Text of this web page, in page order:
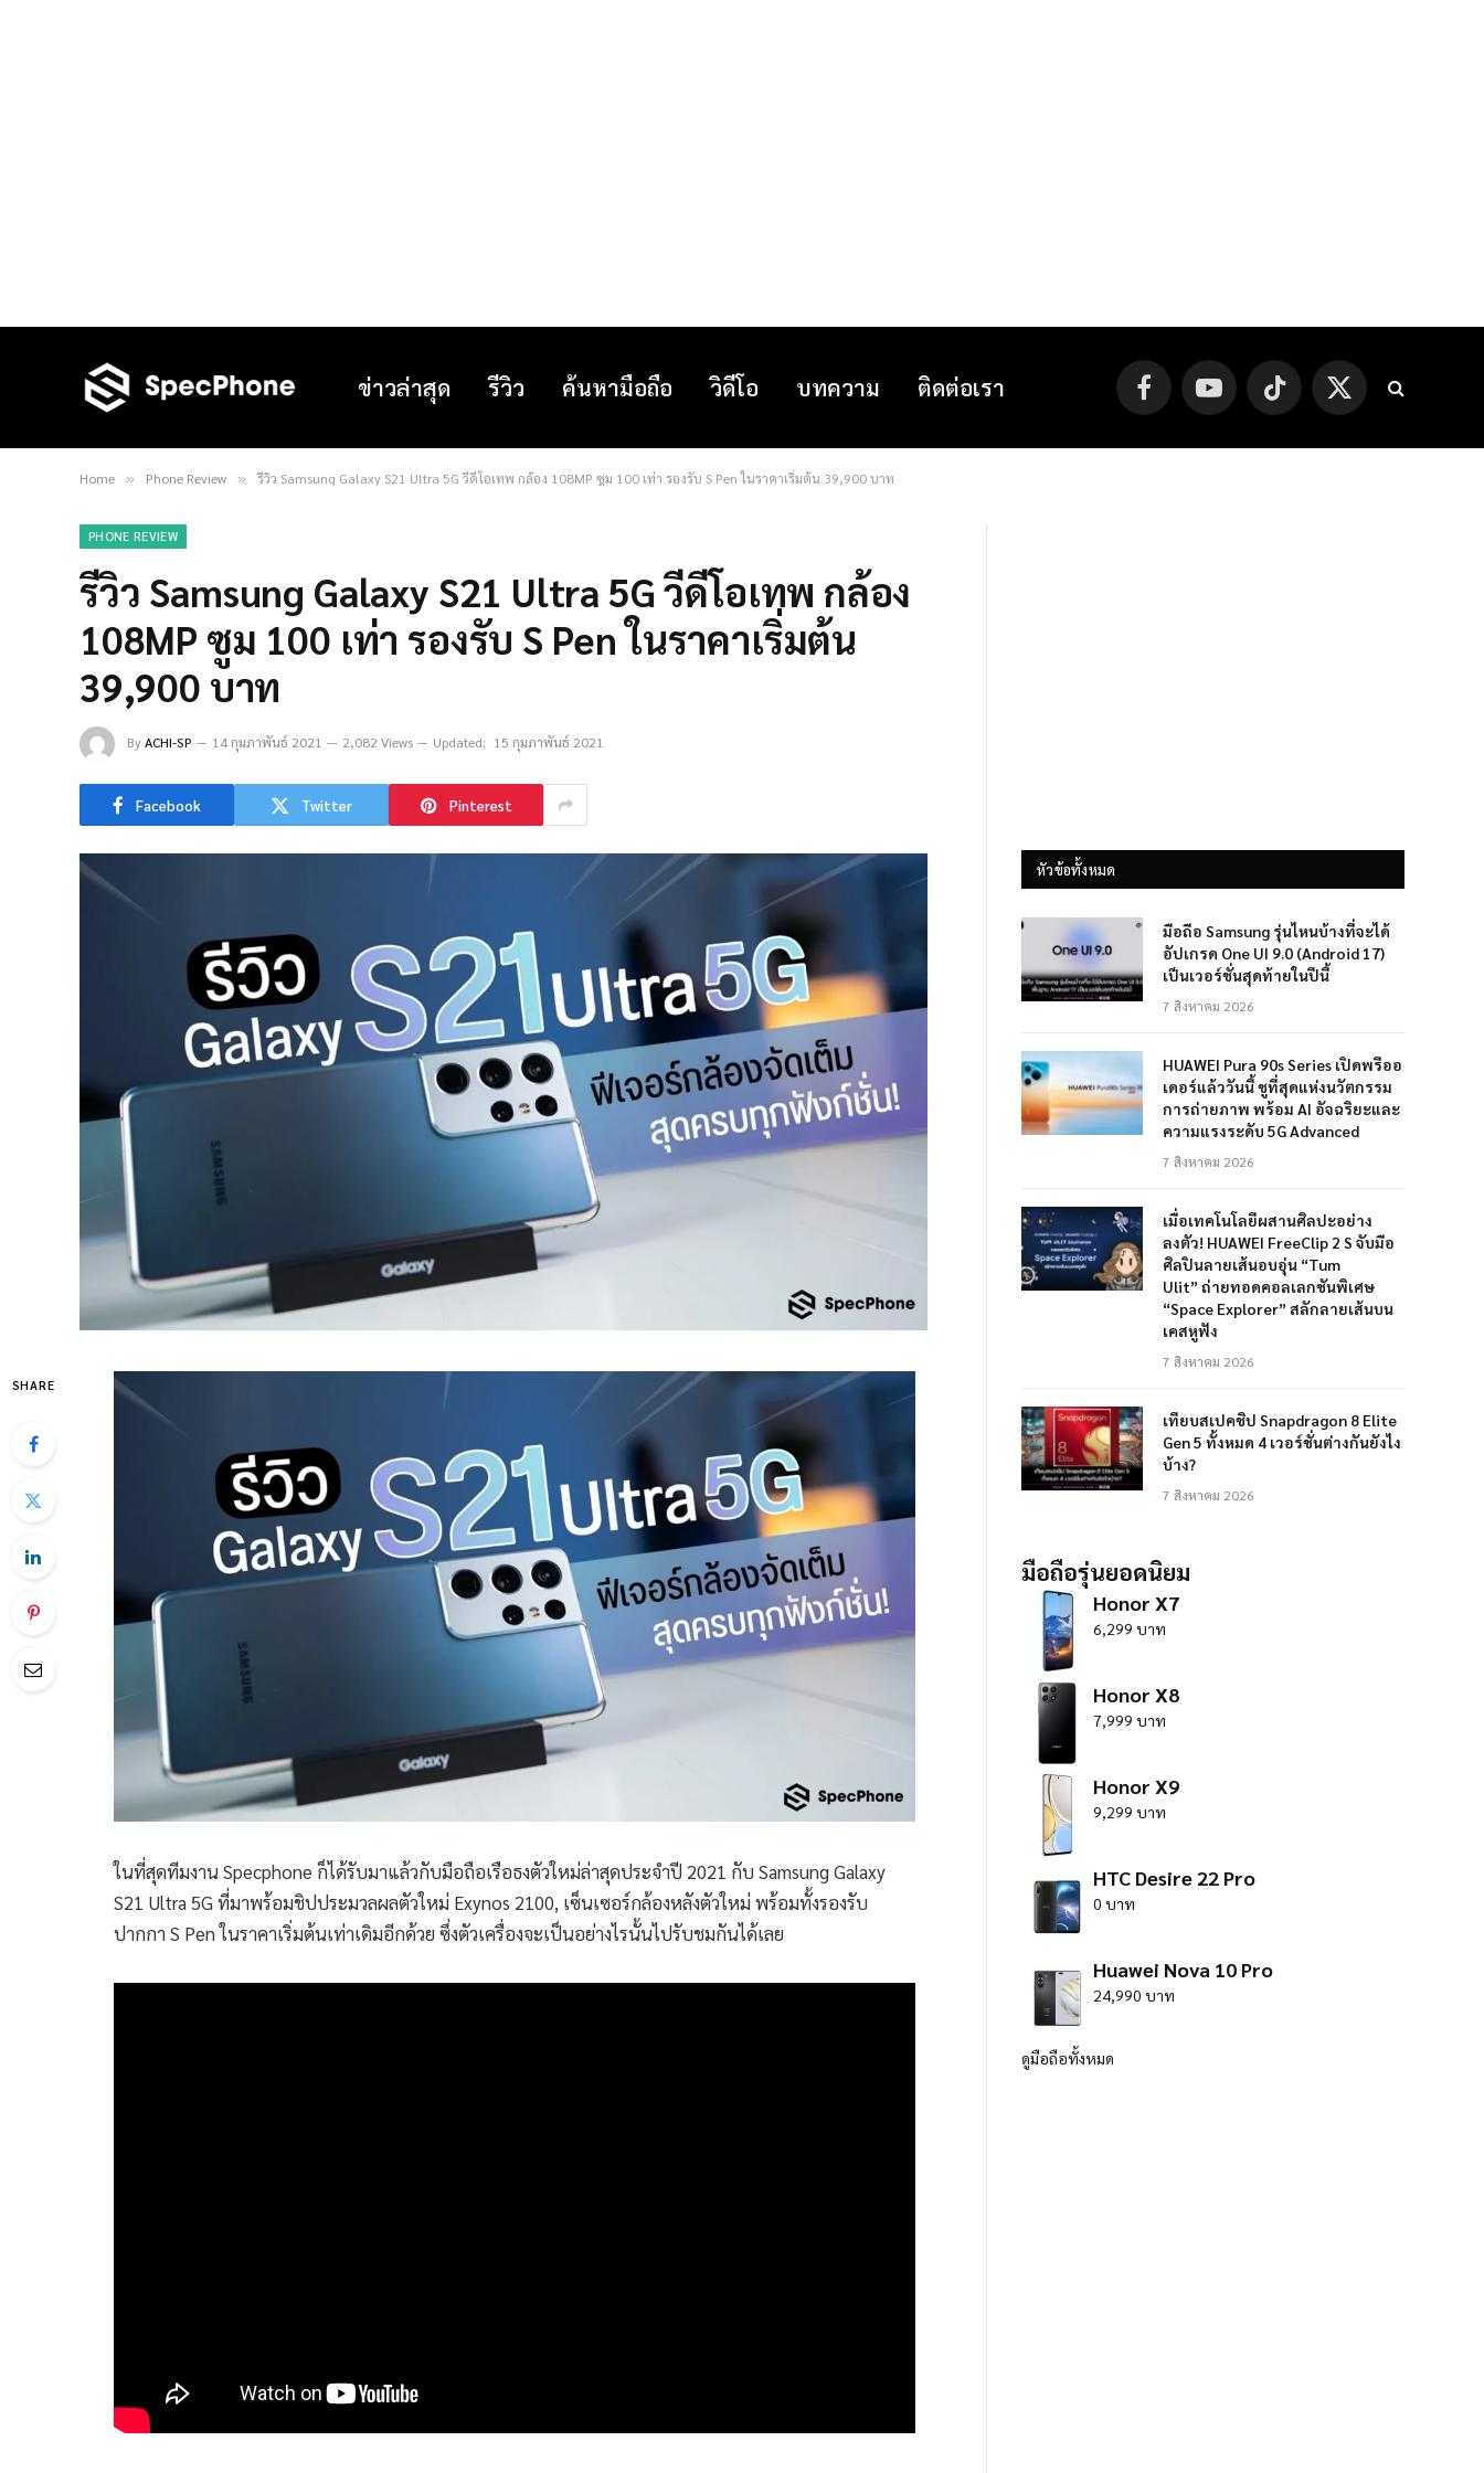
ข่าวล่าสุด รีวิว ค้นหามือถือ วิดีโอ บทความ ติดต่อเรา FacebookYouTube TikTok
X
(Twitter)
Home » Phone Review » รีวิว Samsung Galaxy S21 Ultra 5G วีดีโอเทพ กล้อง 108MP ซูม 100 เท่า รองรับ S Pen ในราคาเริ่มต้น 39,900 บาท
PHONE REVIEW
รีวิว Samsung Galaxy S21 Ultra 5G วีดีโอเทพ กล้อง
108MP ซูม 100 เท่า รองรับ S Pen ในราคาเริ่มต้น
39,900 บาท
ByACHI-SP 14 กุมภาพันธ์ 2021 2,082 Views Updated: 15 กุมภาพันธ์ 2021
Facebook Twitter Pinterest
SHARE
ในที่สุดทีมงาน Specphone ก็ได้รับมาแล้วกับมือถือเรือธงตัวใหม่ล่าสุดประจำปี 2021 กับ Samsung Galaxy
S21 Ultra 5G ที่มาพร้อมชิปประมวลผลตัวใหม่ Exynos 2100, เซ็นเซอร์กล้องหลังตัวใหม่ พร้อมทั้งรองรับ
ปากกา S Pen ในราคาเริ่มต้นเท่าเดิมอีกด้วย ซึ่งตัวเครื่องจะเป็นอย่างไรนั้นไปรับชมกันได้เลย
หัวข้อทั้งหมด
มือถือ Samsung รุ่นไหนบ้างที่จะได้
อัปเกรด One UI 9.0 (Android 17)
เป็นเวอร์ชั่นสุดท้ายในปีนี้
7 สิงหาคม 2026
HUAWEI Pura 90s Series เปิดพรีออ
เดอร์แล้ววันนี้ ชูที่สุดแห่งนวัตกรรม
การถ่ายภาพ พร้อม AI อัจฉริยะและ
ความแรงระดับ 5G Advanced
7 สิงหาคม 2026
เมื่อเทคโนโลยีผสานศิลปะอย่าง
ลงตัว! HUAWEI FreeClip 2 S จับมือ
ศิลปินลายเส้นอบอุ่น “Tum
Ulit” ถ่ายทอดคอลเลกชันพิเศษ
“Space Explorer” สลักลายเส้นบน
เคสหูฟัง
7 สิงหาคม 2026
เทียบสเปคชิป Snapdragon 8 Elite
Gen 5 ทั้งหมด 4 เวอร์ชั่นต่างกันยังไง
บ้าง?
7 สิงหาคม 2026
มือถือรุ่นยอดนิยม
Honor X7
6,299 บาท
Honor X8
7,999 บาท
Honor X9
9,299 บาท
HTC Desire 22 Pro
0 บาท
Huawei Nova 10 Pro
24,990 บาท
ดูมือถือทั้งหมด